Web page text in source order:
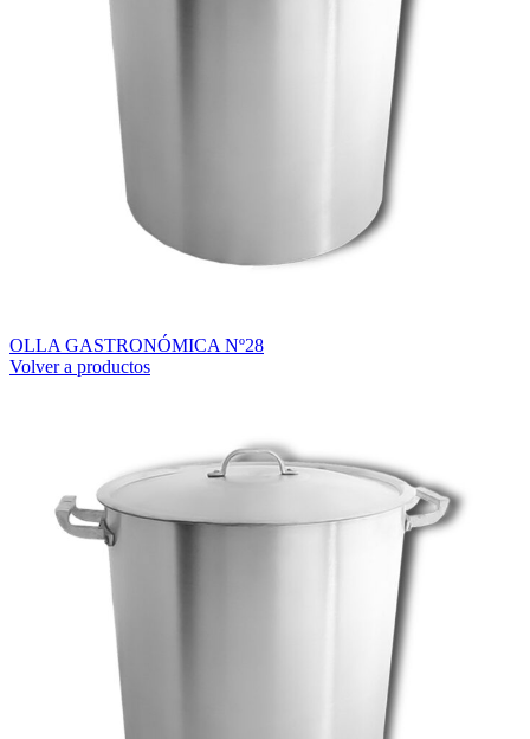
OLLA GASTRONÓMICA Nº28
Volver a productos